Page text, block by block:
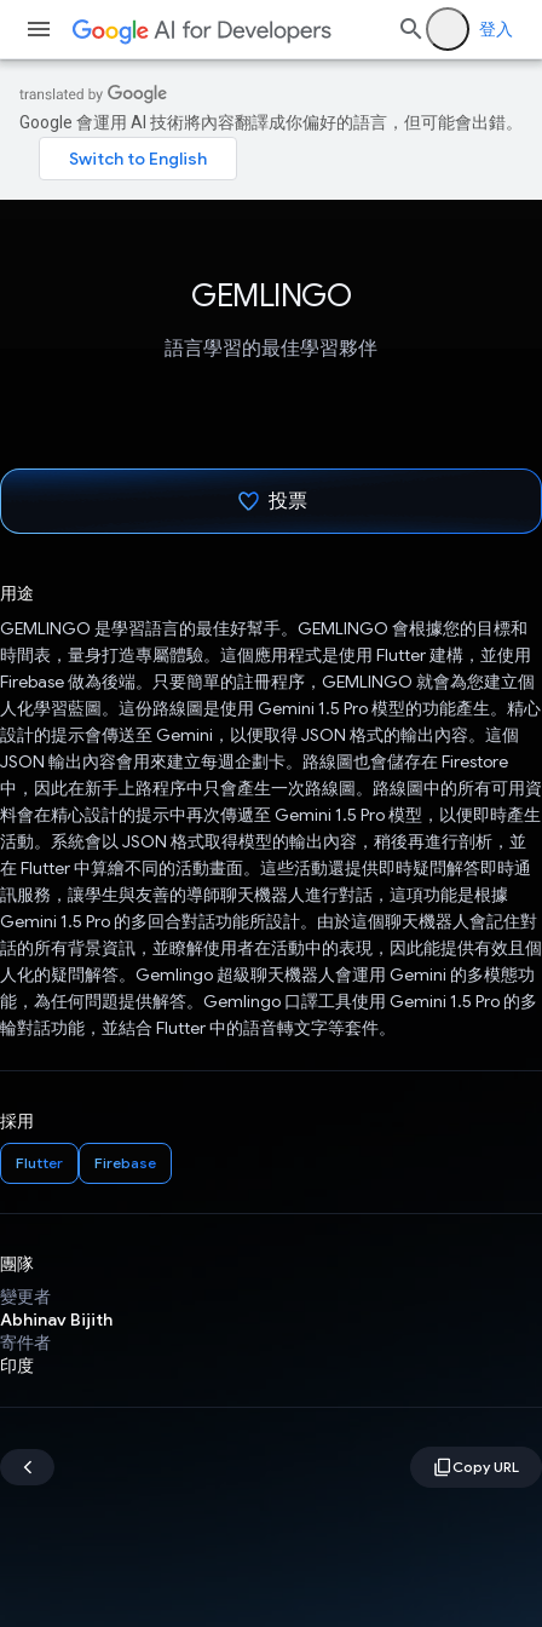
登入
Google 會運用 AI 技術將內容翻譯成你偏好的語言，但可能會出錯。
GEMLINGO
語言學習的最佳學習夥伴
投票
用途
GEMLINGO 是學習語言的最佳好幫手。GEMLINGO 會根據您的目標和
時間表，量身打造專屬體驗。這個應用程式是使用 Flutter 建構，並使用
Firebase 做為後端。只要簡單的註冊程序，GEMLINGO 就會為您建立個
人化學習藍圖。這份路線圖是使用 Gemini 1.5 Pro 模型的功能產生。精心
設計的提示會傳送至 Gemini，以便取得 JSON 格式的輸出內容。這個
JSON 輸出內容會用來建立每週企劃卡。路線圖也會儲存在 Firestore
中，因此在新手上路程序中只會產生一次路線圖。路線圖中的所有可用資
料會在精心設計的提示中再次傳遞至 Gemini 1.5 Pro 模型，以便即時產生
活動。系統會以 JSON 格式取得模型的輸出內容，稍後再進行剖析，並
在 Flutter 中算繪不同的活動畫面。這些活動還提供即時疑問解答即時通
訊服務，讓學生與友善的導師聊天機器人進行對話，這項功能是根據
Gemini 1.5 Pro 的多回合對話功能所設計。由於這個聊天機器人會記住對
話的所有背景資訊，並瞭解使用者在活動中的表現，因此能提供有效且個
人化的疑問解答。Gemlingo 超級聊天機器人會運用 Gemini 的多模態功
能，為任何問題提供解答。Gemlingo 口譯工具使用 Gemini 1.5 Pro 的多
輪對話功能，並結合 Flutter 中的語音轉文字等套件。
採用
Flutter Firebase
團隊
變更者
Abhinav Bijith
寄件者
印度